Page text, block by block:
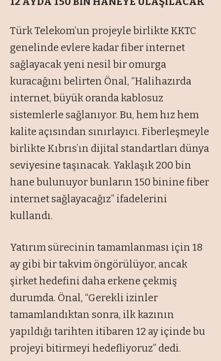
Türk Telekom’un projeyle birlikte KKTC
genelinde evlere kadar fiber internet
sağlayacak yeni nesil bir omurga
kuracağını belirten Önal, “Halihazırda
internet, büyük oranda kablosuz
sistemlerle sağlanıyor. Bu, hem hız hem
kalite açısından sınırlayıcı. Fiberleşmeyle
birlikte Kıbrıs’ın dijital standartları dünya
seviyesine taşınacak. Yaklaşık 200 bin
hane bulunuyor bunların 150 binine fiber
internet sağlayacağız” ifadelerini
kullandı.
Yatırım sürecinin tamamlanması için 18
ay gibi bir takvim öngörülüyor, ancak
şirket hedefini daha erkene çekmiş
durumda. Önal, “Gerekli izinler
tamamlandıktan sonra, ilk kazının
yapıldığı tarihten itibaren 12 ay içinde bu
projeyi bitirmeyi hedefliyoruz” dedi.